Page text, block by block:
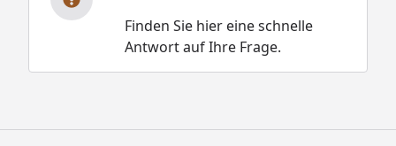
Finden Sie hier eine schnelle
Antwort auf Ihre Frage.